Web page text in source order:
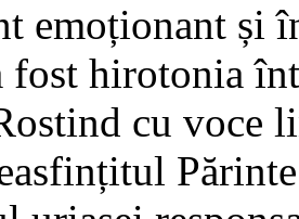
emoționant și
hirotonia
cu voce